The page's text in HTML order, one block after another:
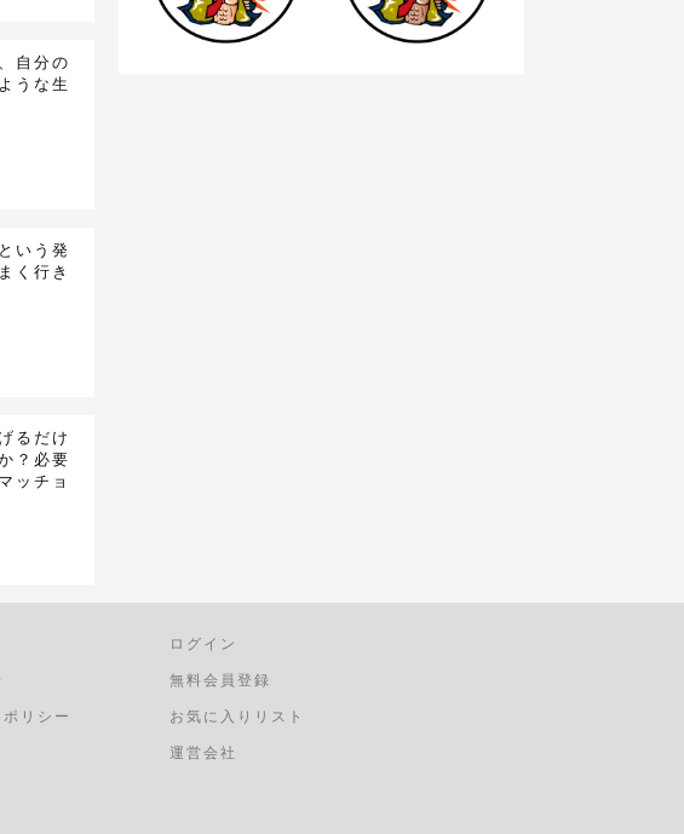
自分の
うな生
いう発
く行き
るだけ
？必要
ッチョ
リシー
ログイン
無料会員登録
お気に入りリスト
運営会社